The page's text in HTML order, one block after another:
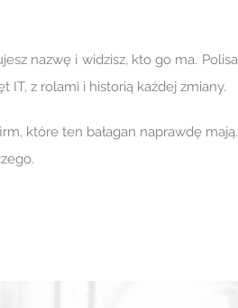
nazwę i widzisz, kto go ma.
z rolami i historią każdej zmiany.
które ten bałagan naprawdę